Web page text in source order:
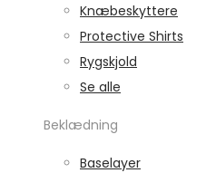
Knæbeskyttere
Protective Shirts
Rygskjold
Se alle
Beklædning
Baselayer